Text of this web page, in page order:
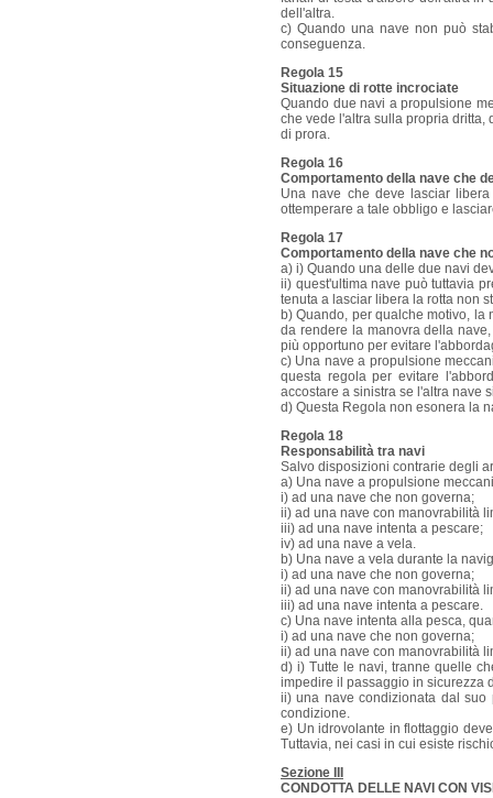
dell'altra.
c) Quando una nave non può
conseguenza.
Regola 15
Situazione di rotte incrociate
Quando due navi a propulsione
che vede l'altra sulla propria dritta,
di prora.
Regola 16
Comportamento della nave che
Una nave che deve lasciar
ottemperare a tale obbligo e
Regola 17
Comportamento della nave che
a) i) Quando una delle due navi
ii) quest'ultima nave può tuttavia
tenuta a lasciar libera la rotta non
b) Quando, per qualche motivo,
da rendere la manovra della
più opportuno per evitare
c) Una nave a propulsione
questa regola per evitare
accostare a sinistra se l'altra nave
d) Questa Regola non esonera la
Regola 18
Responsabilità tra navi
Salvo disposizioni contrarie degli
a) Una nave a propulsione
i) ad una nave che non governa;
ii) ad una nave con manovrabilità
iii) ad una nave intenta a pescare;
iv) ad una nave a vela.
b) Una nave a vela durante la
i) ad una nave che non governa;
ii) ad una nave con manovrabilità
iii) ad una nave intenta a pescare.
c) Una nave intenta alla pesca,
i) ad una nave che non governa;
ii) ad una nave con manovrabilità
d) i) Tutte le navi, tranne quelle
impedire il passaggio in sicurezza
ii) una nave condizionata dal suo
condizione.
e) Un idrovolante in flottaggio
Tuttavia, nei casi in cui esiste
Sezione III
CONDOTTA DELLE NAVI CON